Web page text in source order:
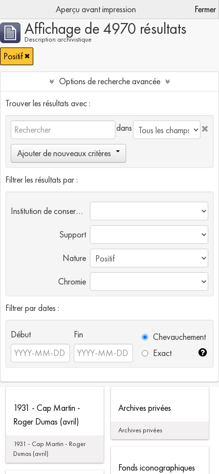
Aperçu avant impression Fermer
Affichage de 4970 résultats
Description archivistique
Positif
Options de recherche avancée
Trouver les résultats avec :
dans
Ajouter de nouveaux critères
Filtrer les résultats par :
Institution de conservation
Support
Nature
Chromie
Filtrer par dates :
Début Fin
Chevauchement
Exact
1931 - Cap Martin -
Roger Dumas (avril)
1931 - Cap Martin - Roger
Dumas (avril)
Archives privées
Archives privées
Fonds iconographiques